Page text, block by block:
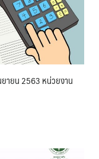
ายน 2563 หน่วยงาน